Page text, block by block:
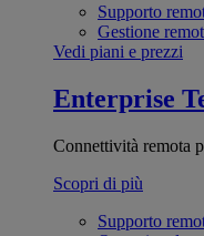
Supporto
Gestione
Vedi piani e prezzi
Enterprise
Connettività remota
Scopri di più
Supporto